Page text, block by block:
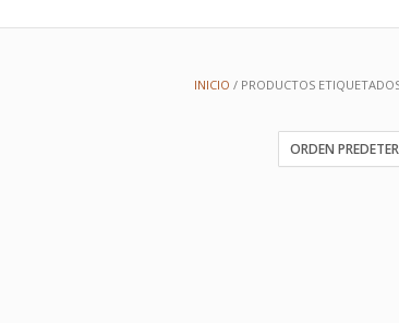
INICIO / PRODUCTOS